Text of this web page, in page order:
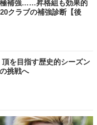
補強……昇格組も効果的
クラブの補強診断【後
頂を目指す歴史的シーズン
挑戦へ